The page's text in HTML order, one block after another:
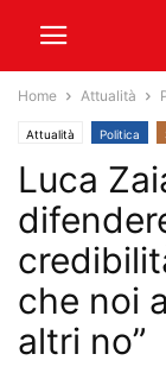
Home Attualità
Attualità Politica
Luca
che noi
altri no”